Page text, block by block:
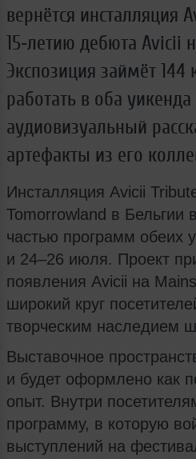
вернётcя инсталляция
15‑летию дебюта Avicii
Экспозиция займёт
работать в оба
аудиовизуальный
артефакты из его
Инсталляция Avicii
Tomorrowland в Бельгии
частью программ обеих
и 24–26 июля. Проект
появления Avicii на
широкий круг
творческим наследием
Выставочное
и будет оформлено как
опыт. Внутри
программу, в которую
выступлений на